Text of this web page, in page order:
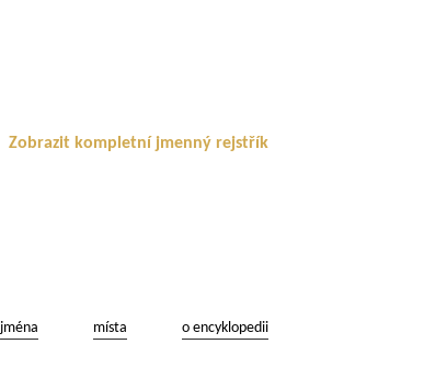
Zobrazit kompletní jmenný rejstřík
jména místa o encyklopedii